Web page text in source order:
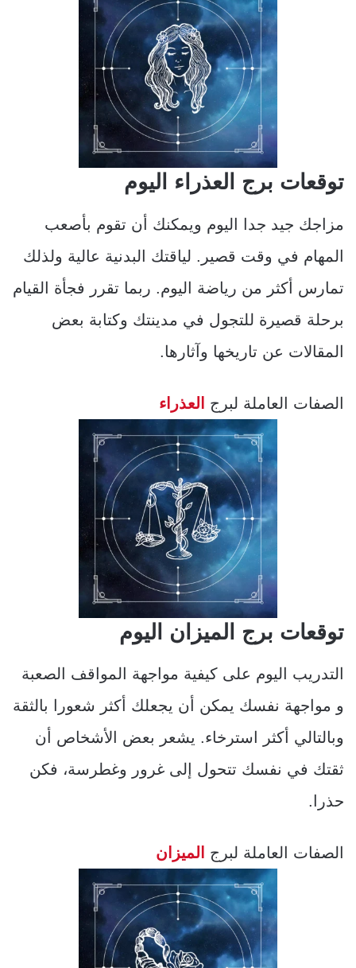
توقعات برج العذراء اليوم
مزاجك جيد جدا اليوم ويمكنك أن تقوم بأصعب
المهام في وقت قصير. لياقتك البدنية عالية ولذلك
تمارس أكثر من رياضة اليوم. ربما تقرر فجأة القيام
برحلة قصيرة للتجول في مدينتك وكتابة بعض
المقالات عن تاريخها وآثارها.
الصفات العاملة لبرج العذراء
توقعات برج الميزان اليوم
التدريب اليوم على كيفية مواجهة المواقف الصعبة
و مواجهة نفسك يمكن أن يجعلك أكثر شعورا بالثقة
وبالتالي أكثر استرخاء. يشعر بعض الأشخاص أن
ثقتك في نفسك تتحول إلى غرور وغطرسة، فكن
حذرا.
الصفات العاملة لبرج الميزان